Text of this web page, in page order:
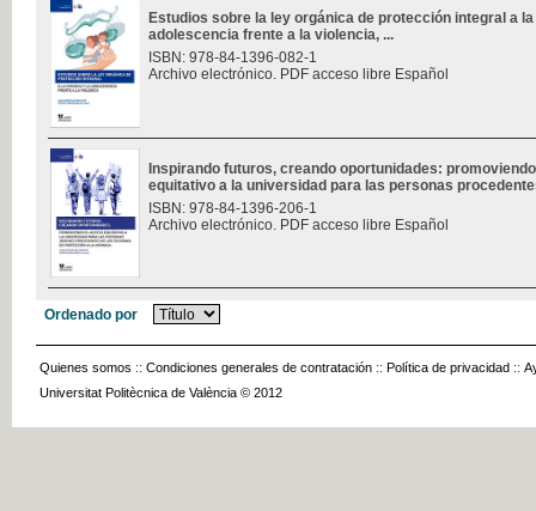
Estudios sobre la ley orgánica de protección integral a
adolescencia frente a la violencia, ...
ISBN: 978-84-1396-082-1
Archivo electrónico. PDF acceso libre Español
Inspirando futuros, creando oportunidades:
equitativo a la universidad para las personas
ISBN: 978-84-1396-206-1
Archivo electrónico. PDF acceso libre Español
Ordenado por
Quienes somos :: Condiciones generales de contratación :: Política de privacidad ::
Universitat Politècnica de València © 2012